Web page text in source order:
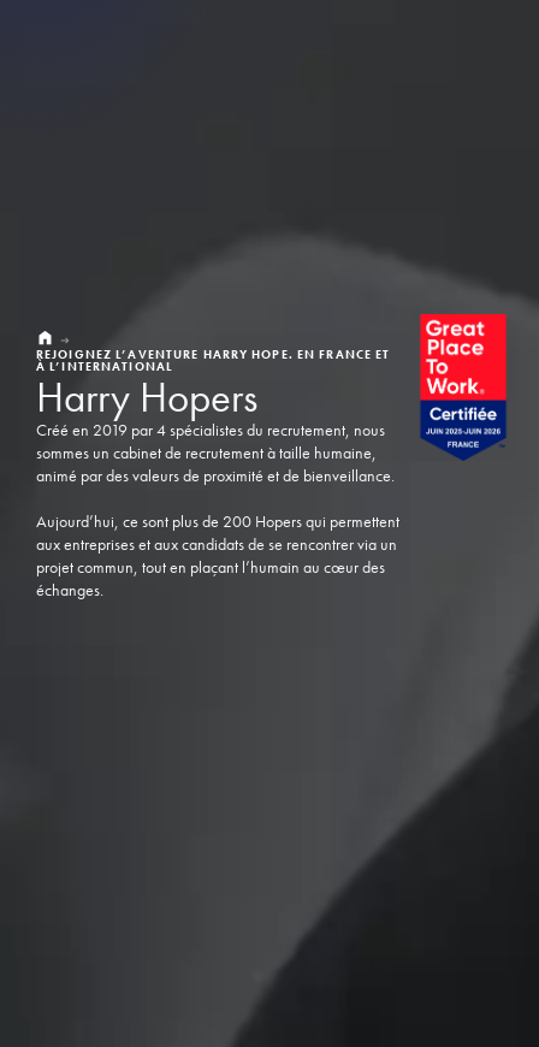
REJOIGNEZ L’AVENTURE HARRY HOPE. EN FRANCE ET
À L’INTERNATIONAL
Harry Hopers
Créé en 2019 par 4 spécialistes du recrutement, nous
sommes un cabinet de recrutement à taille humaine,
animé par des valeurs de proximité et de bienveillance.
Aujourd’hui, ce sont plus de 200 Hopers qui permettent
aux entreprises et aux candidats de se rencontrer via un
projet commun, tout en plaçant l’humain au cœur des
échanges.